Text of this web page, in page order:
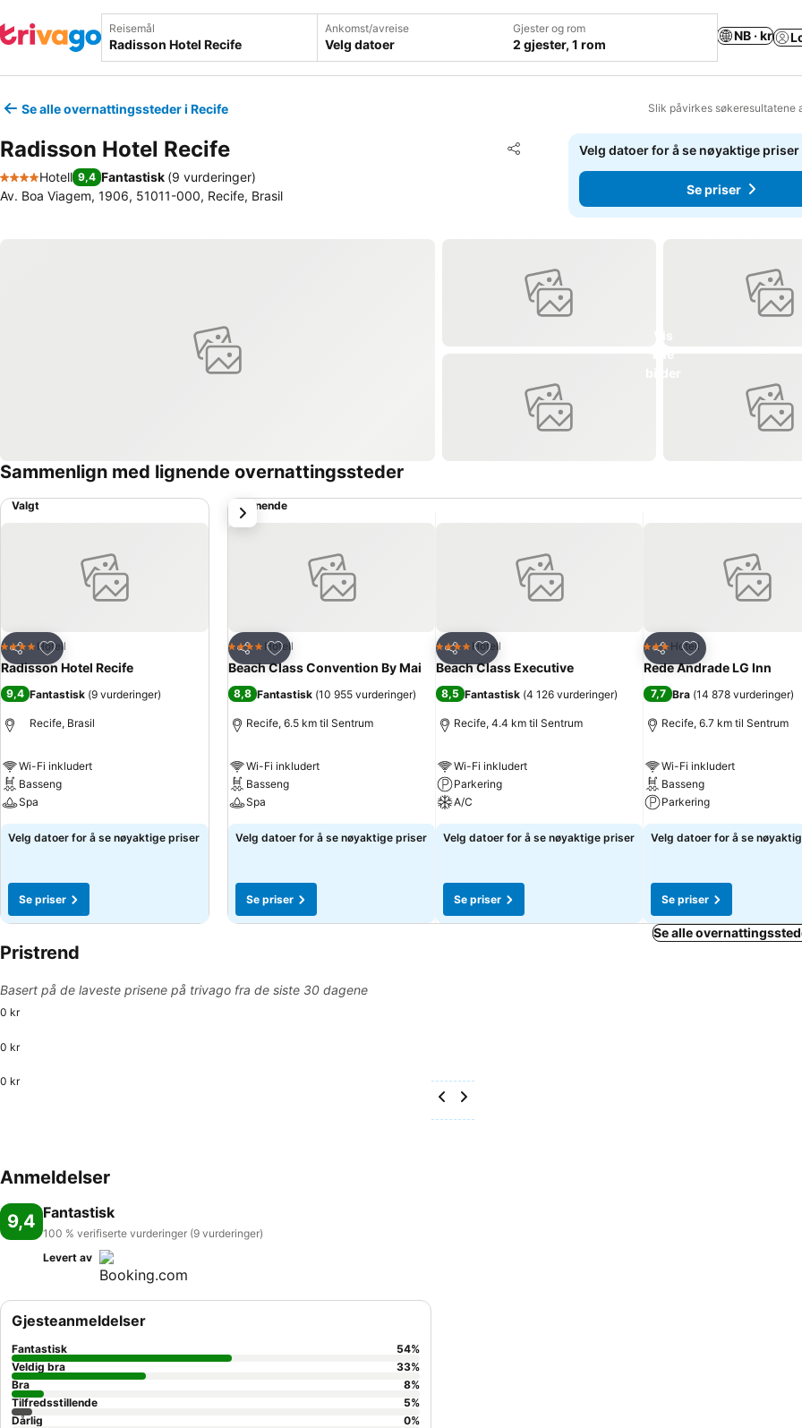
Reisemål Ankomst/avreise
Velg datoer
Gjester og rom
2 gjester, 1 rom
NB · kr
Se alle overnattingssteder i Recife Slik påvirkes søkeresultatene
Radisson Hotel Recife Del
Legg til i favoritter
4 Stjerner
Hotell 9,4 Fantastisk (9 vurderinger)
Av. Boa Viagem, 1906, 51011-000, Recife, Brasil
Velg datoer for å se nøyaktige priser
Se priser
Sammenlign med lignende overnattingssteder
Valgt
Del
Legg til i favoritter
4 StjernerHotell
Radisson Hotel Recife
9,4 Fantastisk (9 vurderinger)
Recife, Brasil
Wi-Fi inkludert
Basseng
Spa
Velg datoer for å se nøyaktige priser
Se priser
Lignende
Del
Legg til i favoritter
4 StjernerHotell
Beach Class Convention By Mai
8,8 Fantastisk (10 955 vurderinger)
Recife, 6.5 km til Sentrum
Wi-Fi inkludert
Basseng
Spa
Velg datoer for å se nøyaktige priser
Se priser
Del
Legg til i favoritter
4 StjernerHotell
Beach Class Executive
8,5 Fantastisk (4 126 vurderinger)
Recife, 4.4 km til Sentrum
Wi-Fi inkludert
Parkering
A/C
Velg datoer for å se nøyaktige priser
Se priser
Del
Legg til i favoritter
3 Stjerner
Hotell
Rede Andrade LG Inn
7,7 Bra (14 878 vurderinger)
Recife, 6.7 km til Sentrum
Wi-Fi inkludert
Basseng
Parkering
Velg datoer for å se
Se priser
Neste
Se alle
Pristrend
Basert på de laveste prisene på trivago fra de siste 30 dagene
0 kr
0 kr
0 kr
Anmeldelser
9,4 Fantastisk
100 % verifiserte vurderinger (9 vurderinger)
Levert av
Gjesteanmeldelser
Fantastisk 54%
Veldig bra
33%
Bra
8%
Tilfredsstillende
5%
Dårlig
0%